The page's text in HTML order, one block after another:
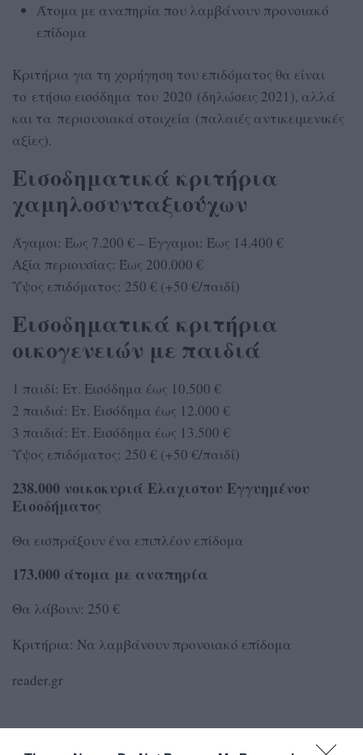
Άτομα με αναπηρία που λαμβάνουν προνοιακό
επίδομα
Κριτήρια για τη χορήγηση του επιδόματος θα είναι
το ετήσιο εισόδημα του 2020 (δηλώσεις 2021), αλλά
και τα περιουσιακά στοιχεία (παλαιές αντικειμενικές
αξίες).
Εισοδηματικά κριτήρια
χαμηλοσυνταξιούχων
Άγαμοι: Έως 7.200 € – Εγγαμοι: Έως 14.400 €
Αξία περιουσίας: Έως 200.000 €
Υψος επιδόματος: 250 € (+50 €/παιδί)
Εισοδηματικά κριτήρια
οικογενειών με παιδιά
1 παιδί: Ετ. Εισόδημα έως 10.500 €
2 παιδιά: Ετ. Εισόδημα έως 12.000 €
3 παιδιά: Ετ. Εισόδημα έως 13.500 €
Υψος επιδόματος: 250 € (+50 €/παιδί)
238.000 νοικοκυριά Ελαχιστου Εγγυημένου
Εισοδήματος
Θα εισπράξουν ένα επιπλέον επίδομα
173.000 άτομα με αναπηρία
Θα λάβουν: 250 €
Κριτήρια: Να λαμβάνουν προνοιακό επίδομα
reader.gr
TAGS: ΑΚΡΙΒΕΙΑ ΕΠΙΤΑΓΗ ΑΚΡΙΒΕΙΑΣ